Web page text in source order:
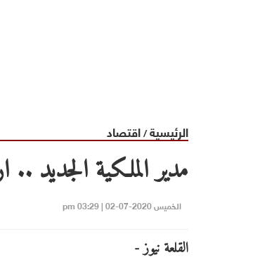
الرئيسية/اقتصاد
مدير الملكية الجديد
الخميس 2020-07-02 | 03:29 pm
القلعة نيوز -